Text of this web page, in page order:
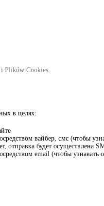
Plików Cookies.
в целях:
вайбер, смс (чтобы
отправка будет осуществлена
email (чтобы